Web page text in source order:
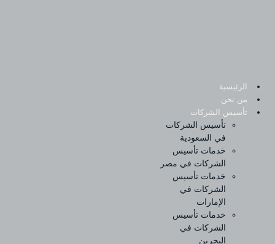
الرئيسية
من نحن
تأسيس الشركات
تأسيس الشركات
في السعودية
خدمات تأسيس
الشركات في مصر
خدمات تأسيس
الشركات في
الإمارات
خدمات تأسيس
الشركات في
البحرين